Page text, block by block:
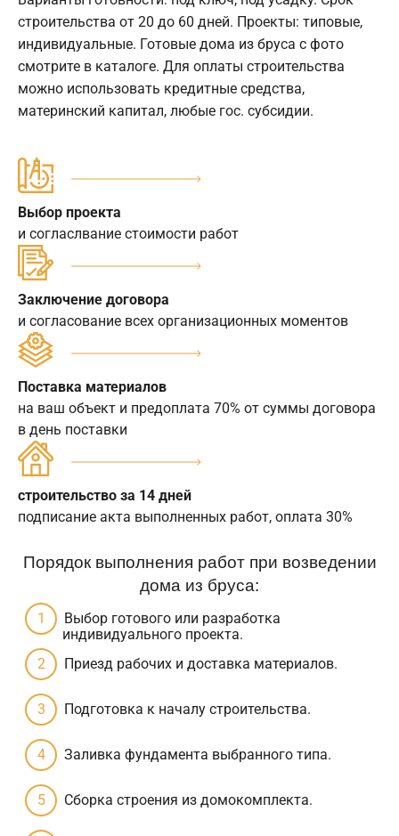
строительства от 20 до 60 дней. Проекты: типовые,
индивидуальные. Готовые дома из бруса с фото
смотрите в каталоге. Для оплаты строительства
можно использовать кредитные средства,
материнский капитал, любые гос. субсидии.
Выбор проекта
и согласлвание стоимости работ
Заключение договора
и согласование всех организационных моментов
Поставка материалов
на ваш объект и предоплата 70% от суммы договора
в день поставки
строительство за 14 дней
подписание акта выполненных работ, оплата 30%
Порядок выполнения работ при возведении
дома из бруса:
Выбор готового или разработка
индивидуального проекта.
Приезд рабочих и доставка материалов.
Подготовка к началу строительства.
Заливка фундамента выбранного типа.
Сборка строения из домокомплекта.